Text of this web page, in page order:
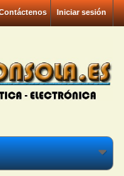
Iniciar sesión